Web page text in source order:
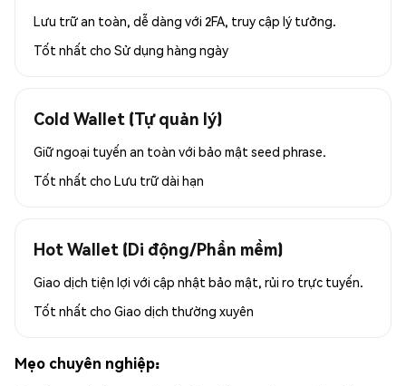
Lưu trữ an toàn, dễ dàng với 2FA, truy cập lý tưởng.
Tốt nhất cho Sử dụng hàng ngày
Cold Wallet (Tự quản lý)
Giữ ngoại tuyến an toàn với bảo mật seed phrase.
Tốt nhất cho Lưu trữ dài hạn
Hot Wallet (Di động/Phần mềm)
Giao dịch tiện lợi với cập nhật bảo mật, rủi ro trực tuyến.
Tốt nhất cho Giao dịch thường xuyên
Mẹo chuyên nghiệp: